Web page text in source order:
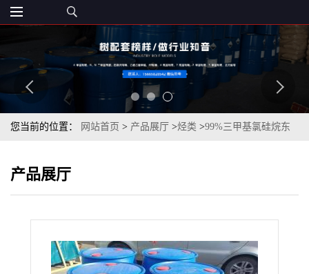
您当前的位置： 网站首页 > 产品展厅 >烃类 >99%三甲基氯硅烷东
产品展厅